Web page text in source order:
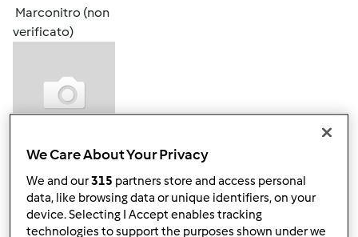
Marconitro (non
verificato)
Ciao...riesci a spedirlo anche a me ? Grazie
We Care About Your Privacy
We and our315 partners store and access personal
data, like browsing data or unique identifiers, on your
device. Selecting I Accept enables tracking
technologies to support the purposes shown under we